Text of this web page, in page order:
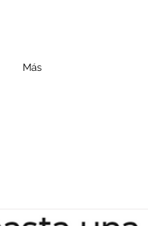
Más